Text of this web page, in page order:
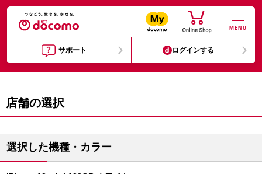
MENU
サポート ログインする
店舗の選択
選択した機種・カラー